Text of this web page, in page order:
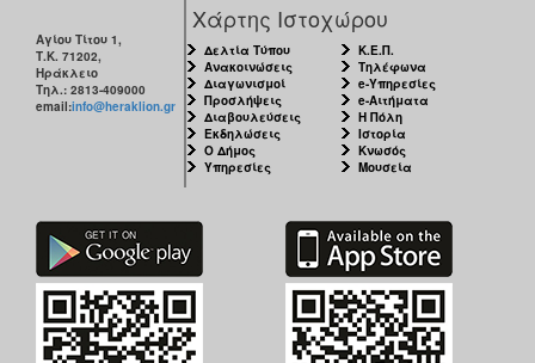
Αγίου Τίτου 1,
Τ.Κ. 71202,
Ηράκλειο
Τηλ.: 2813-409000
email:info@heraklion.gr
Χάρτης Ιστοχώρου
Δελτία Τύπου
Ανακοινώσεις
Διαγωνισμοί
Προσλήψεις
Διαβουλεύσεις
Εκδηλώσεις
Ο Δήμος
Υπηρεσίες
Κ.Ε.Π.
Τηλέφωνα
e-Υπηρεσίες
e-Αιτήματα
Η Πόλη
Ιστορία
Κνωσός
Μουσεία